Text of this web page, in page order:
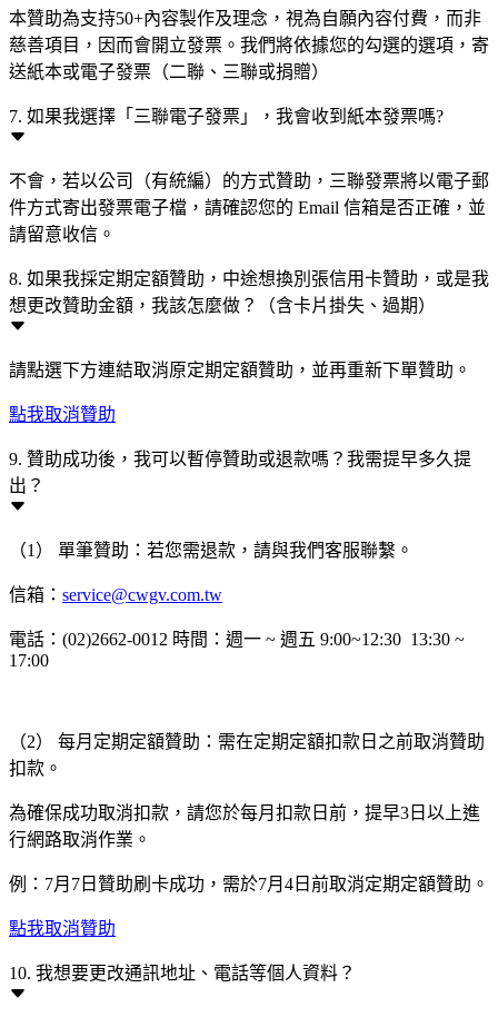
本贊助為支持50+內容製作及理念，視為自願內容付費，而非
慈善項目，因而會開立發票。我們將依據您的勾選的選項，寄
送紙本或電子發票（二聯、三聯或捐贈）
7. 如果我選擇「三聯電子發票」，我會收到紙本發票嗎?
不會，若以公司（有統編）的方式贊助，三聯發票將以電子郵
件方式寄出發票電子檔，請確認您的 Email 信箱是否正確，並
請留意收信。
8. 如果我採定期定額贊助，中途想換別張信用卡贊助，或是我
想更改贊助金額，我該怎麼做？（含卡片掛失、過期）
請點選下方連結取消原定期定額贊助，並再重新下單贊助。
點我取消贊助
9. 贊助成功後，我可以暫停贊助或退款嗎？我需提早多久提
出？
（1） 單筆贊助：若您需退款，請與我們客服聯繫。
信箱： service@cwgv.com.tw
電話：(02)2662-0012 時間：週一 ~ 週五 9:00~12:30 13:30 ~
17:00
（2） 每月定期定額贊助：需在定期定額扣款日之前取消贊助
扣款。
為確保成功取消扣款，請您於每月扣款日前，提早3日以上進
行網路取消作業。
例：7月7日贊助刷卡成功，需於7月4日前取消定期定額贊助。
點我取消贊助
10. 我想要更改通訊地址、電話等個人資料？